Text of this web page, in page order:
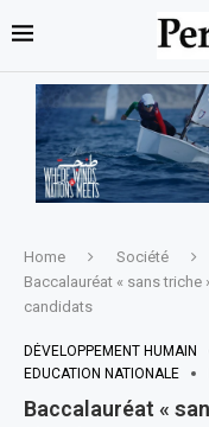
Home Société
Baccalauréat « sans triche
candidats
DÉVELOPPEMENT HUMAIN
EDUCATION NATIONALE
Baccalauréat «